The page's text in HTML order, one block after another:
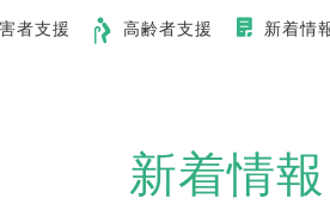
者支援 高齢者支援 新着情
新着情報